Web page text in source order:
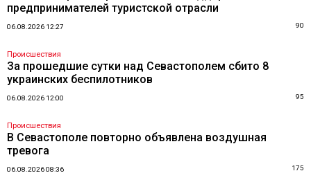
предпринимателей туристской отрасли
06.08.2026 12:27 90
Происшествия
За прошедшие сутки над Севастополем сбито 8
украинских беспилотников
06.08.2026 12:00 95
Происшествия
В Севастополе повторно объявлена воздушная
тревога
06.08.2026 08:36 175